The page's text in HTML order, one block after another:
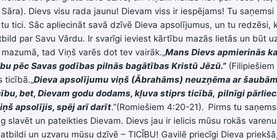
Dievs visu rada jaunu! Dievam viss ir iespējams! Tu
tici. Sāc apliecināt savā dzīvē Dieva apsolījumus, un tu redzēsi,
par Savu Vārdu. Ir svarīgi ieviest kārtību mazās lietās un būt
mazumā, tad Viņš varēs dot tev vairāk.„Mans Dievs apmierinās
pēc Savas godības pilnās bagātības Kristū Jēzū.”(Filipiešiem
ticībā.„Dieva apsolījumu viņš (Ābrahāms) neuzņēma ar
bet, Dievam godu dodams, kļuva stiprs ticībā, pilnīgi
apsolījis, spēj arī darīt.”(Romiešiem 4:20-21). Pirms tu
slavēt un pateikties Dievam. Dievs jau ir ielicis mūsu rokās
un uzvaru mūsu dzīvē – TICĪBU! Gavilē priecīgi Dieva